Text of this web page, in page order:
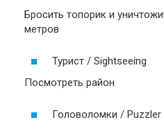
Бросить топорик и
метров
Турист / Sightseeing
Посмотреть район
Головоломки / Puzzler